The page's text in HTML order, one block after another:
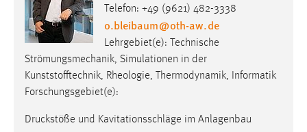
Telefon: +49 (9621) 482-3338
o.bleibaum@oth-aw.de
Lehrgebiet(e): Technische
Strömungsmechanik, Simulationen in der
Kunststofftechnik, Rheologie, Thermodynamik, Informatik
Forschungsgebiet(e):
Druckstöße und Kavitationsschläge im Anlagenbau